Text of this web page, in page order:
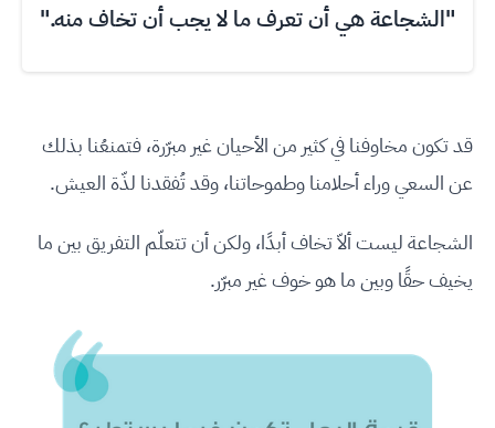
"الشجاعة هي أن تعرف ما لا يجب أن تخاف منه."
قد تكون مخاوفنا في كثير من الأحيان غير مبرّرة، فتمنعُنا بذلك
عن السعي وراء أحلامنا وطموحاتنا، وقد تُفقدنا لذّة العيش.
الشجاعة ليست ألاّ تخاف أبدًا، ولكن أن تتعلّم التفريق بين ما
يخيف حقًا وبين ما هو خوف غير مبرّر.